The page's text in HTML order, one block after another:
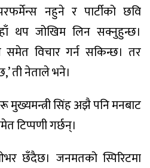
नहुने र पार्टीको छवि
थप जोखिम लिन सक्नुहुन्छ।
समेत विचार गर्न सकिन्छ। तर
ती नेताले भने।
मुख्यमन्त्री सिंह अझै पनि मनबाट
टिप्पणी गर्छन्।
छँदैछ। जनमतको स्पिरिटमा